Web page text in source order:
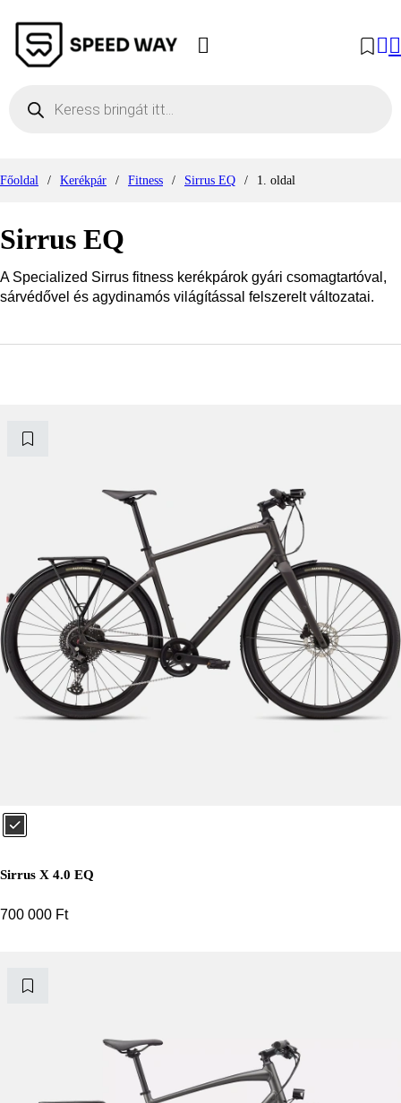
Főoldal / Kerékpár / Fitness / Sirrus EQ / 1. oldal
Sirrus EQ
A Specialized Sirrus fitness kerékpárok gyári csomagtartóval,
sárvédővel és agydinamós világítással felszerelt változatai.
Sirrus X 4.0 EQ
700 000 Ft